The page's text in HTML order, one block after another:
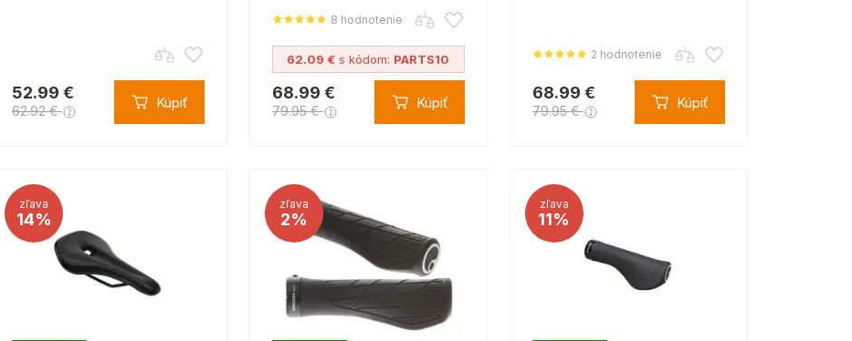
52.99 €
62.92 € Kúpiť
8 hodnotenie
62.09 € s kódom: PARTS10
68.99 €
79.95 € Kúpiť
2 hodnotenie
68.99 €
79.95 € Kúpiť
zľava
14%
zľava
2%
zľava
11%